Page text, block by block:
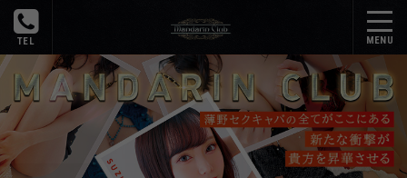
トップ
在籍一覧
イベント